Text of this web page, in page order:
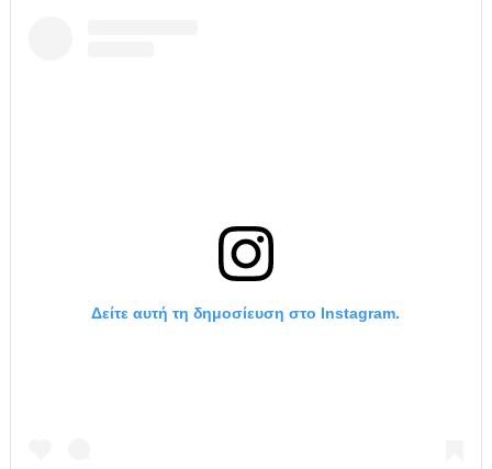
Δείτε αυτή τη δημοσίευση στο Instagram.